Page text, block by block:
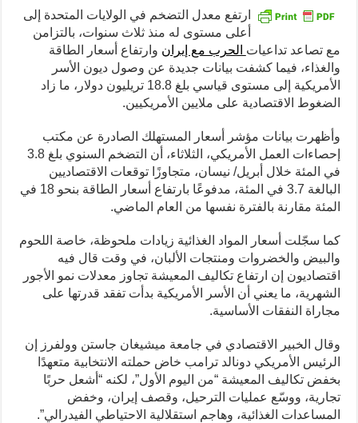
ارتفع معدل التضخم في الولايات المتحدة إلى
أعلى مستوى له منذ ثلاث سنوات، بالتزامن
مع تصاعد تداعيات الحرب مع إيران وارتفاع أسعار الطاقة
والغذاء، فيما كشفت بيانات جديدة عن وصول ديون الأسر
الأمريكية إلى مستوى قياسي بلغ 18.8 تريليون دولار، ما زاد
الضغوط الاقتصادية على ملايين الأمريكيين.
وأظهرت بيانات مؤشر أسعار المستهلك الصادرة عن مكتب
إحصاءات العمل الأمريكي، الثلاثاء، أن التضخم السنوي بلغ 3.8
في المئة خلال أبريل/ نيسان، متجاوزًا توقعات الاقتصاديين
البالغة 3.7 في المئة، مدفوعًا بارتفاع أسعار الطاقة بنحو 18 في
المئة مقارنة بالفترة نفسها من العام الماضي.
كما سجّلت أسعار المواد الغذائية زيادات ملحوظة، خاصة اللحوم
والبيض والخضروات ومنتجات الألبان، في وقت قال فيه
اقتصاديون إن ارتفاع تكاليف المعيشة تجاوز معدلات نمو الأجور
الشهرية، ما يعني أن الأسر الأمريكية بدأت تفقد قدرتها على
مجاراة النفقات الأساسية.
وقال الخبير الاقتصادي في جامعة ميشيغان جاستن وولفرز إن
الرئيس الأمريكي دونالد ترامب خاض حملته الانتخابية متعهدًا
بخفض تكاليف المعيشة “من اليوم الأول”، لكنه “أشعل حربًا
تجارية، ووسّع عمليات الترحيل، وقصف إيران، وخفض
المساعدات الغذائية، وهاجم استقلالية الاحتياطي الفيدرالي”.